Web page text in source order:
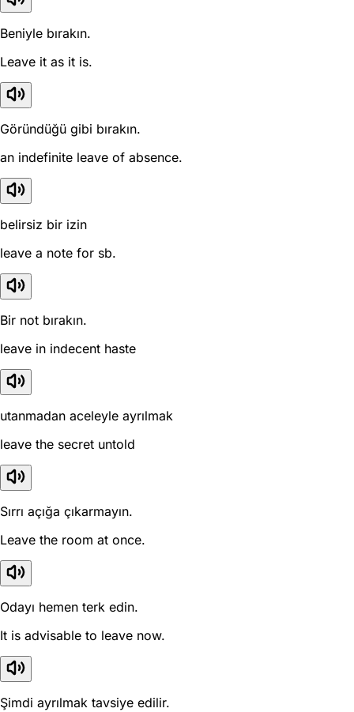
Beniyle bırakın.
Leave it as it is.
Göründüğü gibi bırakın.
an indefinite leave of absence.
belirsiz bir izin
leave a note for sb.
Bir not bırakın.
leave in indecent haste
utanmadan aceleyle ayrılmak
leave the secret untold
Sırrı açığa çıkarmayın.
Leave the room at once.
Odayı hemen terk edin.
It is advisable to leave now.
Şimdi ayrılmak tavsiye edilir.